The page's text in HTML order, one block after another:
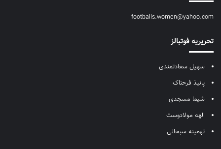
footballs.women@yahoo.com
تحریریه فوتبالز
سهیل سعادتمندی
پانیذ فرحناک
شیما مسجدی
الهه مولادوست
تهمینه سبحانی